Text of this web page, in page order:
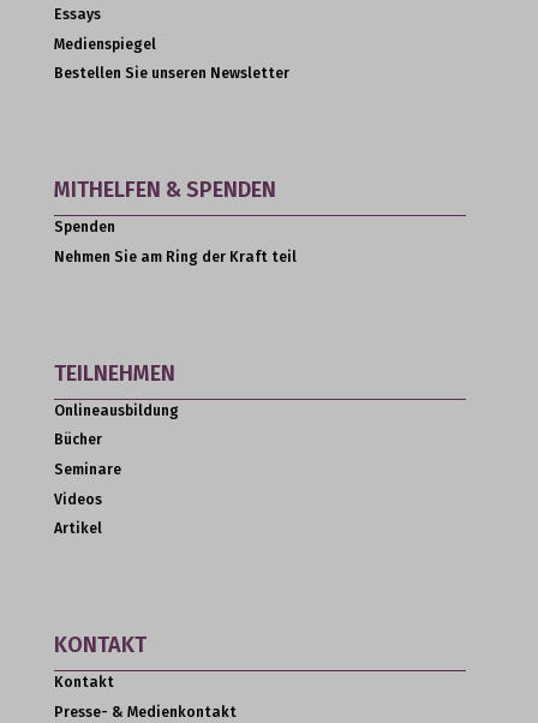
Essays
Medienspiegel
Bestellen Sie unseren Newsletter
MITHELFEN & SPENDEN
Spenden
Nehmen Sie am Ring der Kraft teil
TEILNEHMEN
Onlineausbildung
Bücher
Seminare
Videos
Artikel
KONTAKT
Kontakt
Presse- & Medienkontakt